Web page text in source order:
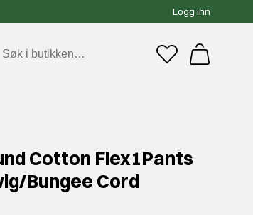
Logg inn
Cotton Flex1Pants
Bungee Cord